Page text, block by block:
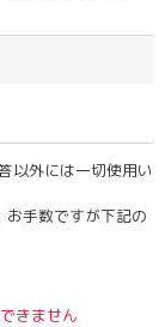
以外には一切使用い
手数ですが下記の
きません